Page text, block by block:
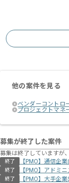
他の案件を見る
ベンダーコントロ
プロジェクトマネ
募集が終了した案件
募集は終了していますが
終了 【PMO】通信企
終了 【PMO】アドミ
終了 【PMO】大手企